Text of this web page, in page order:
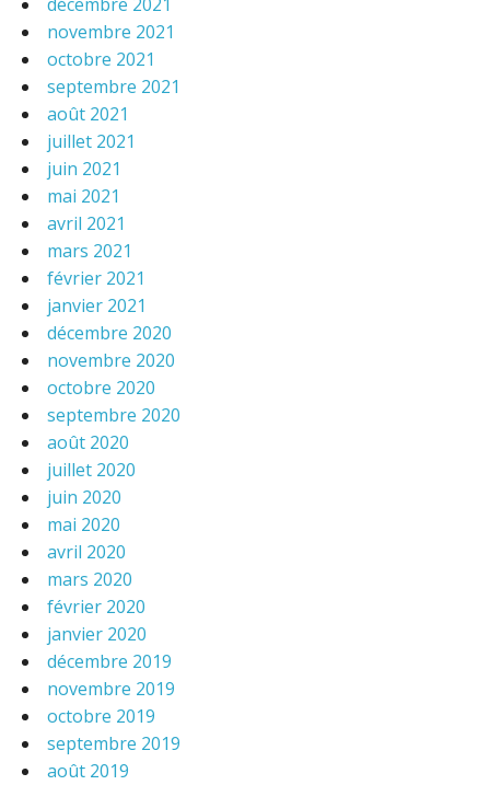
novembre 2021
octobre 2021
septembre 2021
août 2021
juillet 2021
juin 2021
mai 2021
avril 2021
mars 2021
février 2021
janvier 2021
décembre 2020
novembre 2020
octobre 2020
septembre 2020
août 2020
juillet 2020
juin 2020
mai 2020
avril 2020
mars 2020
février 2020
janvier 2020
décembre 2019
novembre 2019
octobre 2019
septembre 2019
août 2019